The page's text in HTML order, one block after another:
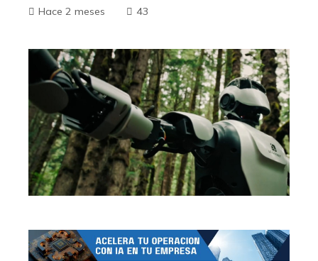
Hace 2 meses
43